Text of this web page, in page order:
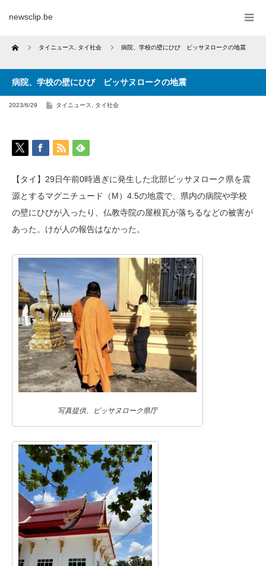
newsclip.be
Home タイニュース タイ社会 病院、学校の壁にひび ピッサヌロークの地震
病院、学校の壁にひび ピッサヌロークの地震
2023/6/29 タイニュース タイ社会
【タイ】29日午前0時過ぎに発生した北部ピッサヌローク県を震
源とするマグニチュード（M）4.5の地震で、県内の病院や学校
の壁にひびが入ったり、仏教寺院の屋根瓦が落ちるなどの被害が
あった。けが人の報告はなかった。
写真提供、ピッサヌローク県庁